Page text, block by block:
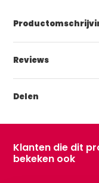
Reviews
Delen
Klanten die dit
bekeken ook